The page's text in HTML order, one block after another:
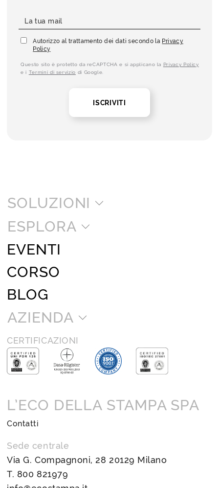
Autorizzo al trattamento dei dati secondo la Privacy
Policy
Questo sito è protetto da reCAPTCHA e si applicano la Privacy Policy
e i Termini di servizio di Google.
ISCRIVITI
SOLUZIONI
ESPLORA
EVENTI
CORSO
BLOG
AZIENDA
CERTIFICAZIONI
L’ECO DELLA STAMPA SPA
Contatti
Sede centrale
Via G. Compagnoni, 28 20129 Milano
T. 800 821979